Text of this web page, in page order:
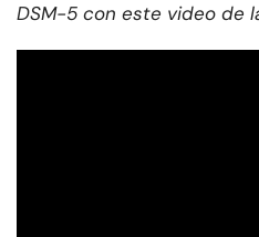
DSM-5 con este video de